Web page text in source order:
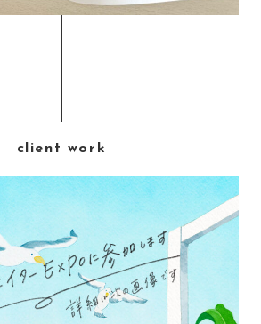
client work